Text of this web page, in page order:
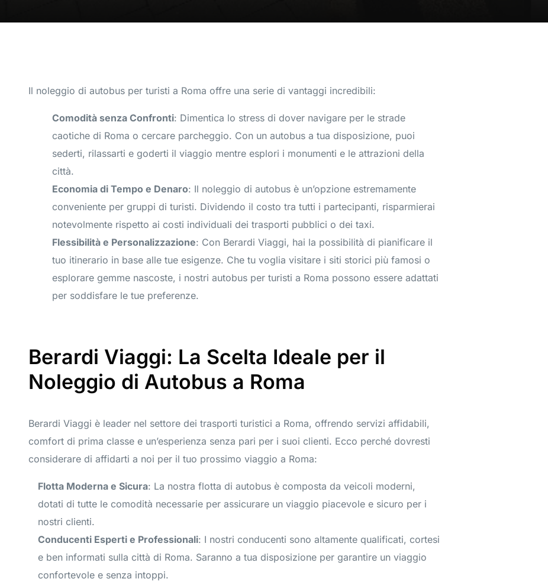
Il noleggio di autobus per turisti a Roma offre una serie di vantaggi incredibili:
Comodità senza Confronti: Dimentica lo stress di dover navigare per le strade
caotiche di Roma o cercare parcheggio. Con un autobus a tua disposizione, puoi
sederti, rilassarti e goderti il viaggio mentre esplori i monumenti e le attrazioni della
città.
Economia di Tempo e Denaro: Il noleggio di autobus è un’opzione estremamente
conveniente per gruppi di turisti. Dividendo il costo tra tutti i partecipanti, risparmierai
notevolmente rispetto ai costi individuali dei trasporti pubblici o dei taxi.
Flessibilità e Personalizzazione: Con Berardi Viaggi, hai la possibilità di pianificare il
tuo itinerario in base alle tue esigenze. Che tu voglia visitare i siti storici più famosi o
esplorare gemme nascoste, i nostri autobus per turisti a Roma possono essere adattati
per soddisfare le tue preferenze.
Berardi Viaggi: La Scelta Ideale per il
Noleggio di Autobus a Roma
Berardi Viaggi è leader nel settore dei trasporti turistici a Roma, offrendo servizi affidabili,
comfort di prima classe e un’esperienza senza pari per i suoi clienti. Ecco perché dovresti
considerare di affidarti a noi per il tuo prossimo viaggio a Roma:
Flotta Moderna e Sicura: La nostra flotta di autobus è composta da veicoli moderni,
dotati di tutte le comodità necessarie per assicurare un viaggio piacevole e sicuro per i
nostri clienti.
Conducenti Esperti e Professionali: I nostri conducenti sono altamente qualificati, cortesi
e ben informati sulla città di Roma. Saranno a tua disposizione per garantire un viaggio
confortevole e senza intoppi.